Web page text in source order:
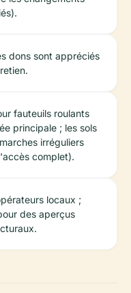
dons sont appréciés
fauteuils roulants
principale ; les sols
irréguliers
complet).
locaux ;
des aperçus